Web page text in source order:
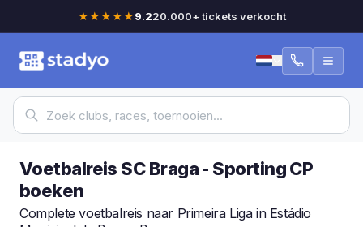
★★★★★9.220.000+ tickets verkocht
Voetbalreis SC Braga - Sporting CP
boeken
Complete voetbalreis naar Primeira Liga in Estádio